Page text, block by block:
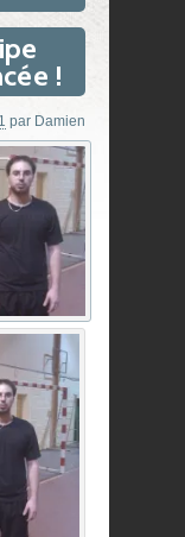
!
par Damien